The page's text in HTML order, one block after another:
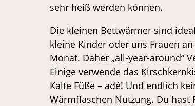
sehr heiß werden können.
Die kleinen Bettwärmer sind
kleine Kinder oder uns Frauen
Monat. Daher „all-year-around“
Einige verwende das
Kalte Füße – adé! Und endlich
Wärmflaschen Nutzung. Du hast